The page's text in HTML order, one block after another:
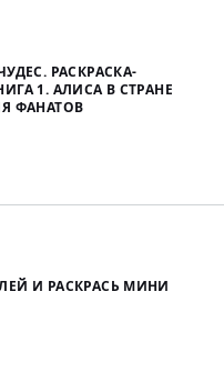
РАСКРАСКА-
1. АЛИСА В СТРАНЕ
ФАНАТОВ
И РАСКРАСЬ МИНИ